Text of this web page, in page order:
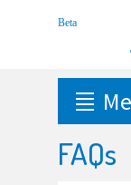
FAQs